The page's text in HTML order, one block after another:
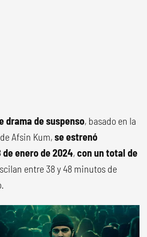
drama de suspenso, basado en la
Afsin Kum, se estrenó
enero de 2024, con un total de
entre 38 y 48 minutos de